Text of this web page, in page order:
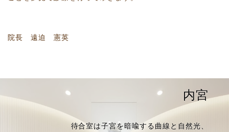
院長 遠迫 憲英
内宮
待合室は子宮を暗喩する曲線と自然光、